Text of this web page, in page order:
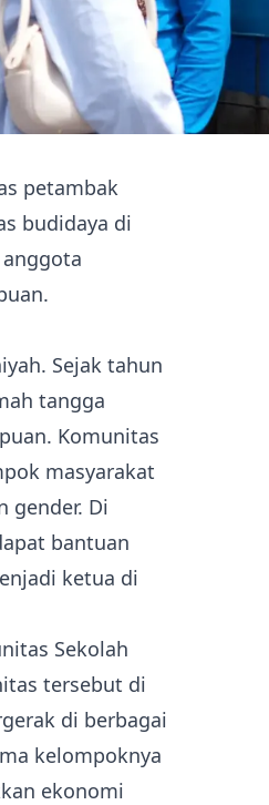
petambak
budidaya di
Sejak tahun
tangga
Komunitas
masyarakat
gender. Di
bantuan
ketua di
Sekolah
tersebut di
di berbagai
kelompoknya
ekonomi